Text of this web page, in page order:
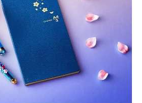
製品情報